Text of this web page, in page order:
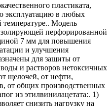
пластиката,
эксплуатацию в любых
Модель
перфорированной
7 мм для повышения
и улучшения
для защиты от
и растворов нетоксичных
щелочей, от нефти,
от общих производственных
из этилвинилацетата:. 1)
снизить нагрузку на